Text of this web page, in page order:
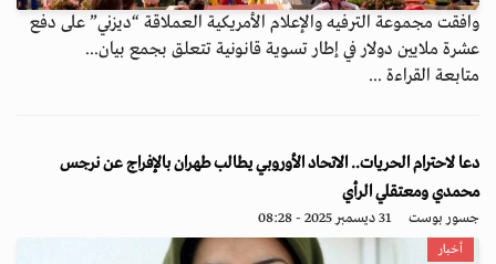
وافقت مجموعة الترفيه والإعلام الأمريكية العملاقة “ديزني” على دفع
عشرة ملايين دولار في إطار تسوية قانونية تتعلق بجمع بيان...
متابعة القراءة ...
دعا لاحترام الحريات.. الاتحاد الأوروبي يطالب طهران بالإفراج عن نرجس
محمدي ومعتقلي الرأي
جسور بوست 31 ديسمبر 2025 - 08:28
أخبار